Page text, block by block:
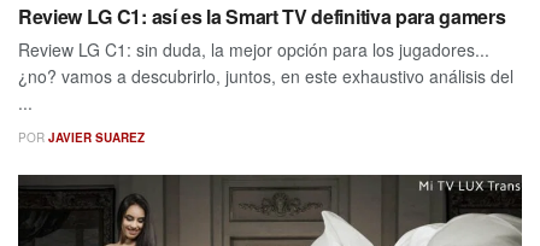
Review LG C1: así es la Smart TV definitiva para gamers
Review LG C1: sin duda, la mejor opción para los jugadores...
¿no? vamos a descubrirlo, juntos, en este exhaustivo análisis del
...
POR JAVIER SUAREZ